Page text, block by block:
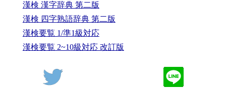
漢検 漢字辞典 第二版
漢検 四字熟語辞典 第二版
漢検要覧 1/準1級対応
漢検要覧 2~10級対応 改訂版